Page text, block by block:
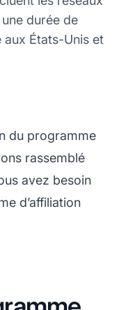
durée de
États-Unis et
du programme
rassemblé
avez besoin
d’affiliation